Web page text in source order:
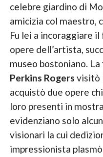
celebre giardino di
amicizia col maestro,
Fu lei a incoraggiare
opere dell’artista,
museo bostoniano.
Perkins Rogers visitò
acquistò due opere
loro presenti in
evidenziano solo
visionari la cui
impressionista